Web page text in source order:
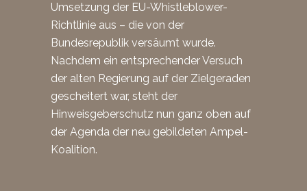
Umsetzung der EU-Whistleblower-
Richtlinie aus – die von der
Bundesrepublik versäumt wurde.
Nachdem ein entsprechender Versuch
der alten Regierung auf der Zielgeraden
gescheitert war, steht der
Hinweisgeberschutz nun ganz oben auf
der Agenda der neu gebildeten Ampel-
Koalition.